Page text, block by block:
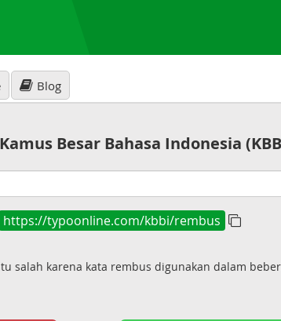
Blog
Besar Bahasa Indonesia
https://typoonline.com/kbbi/rembus
salah karena kata rembus digunakan dalam